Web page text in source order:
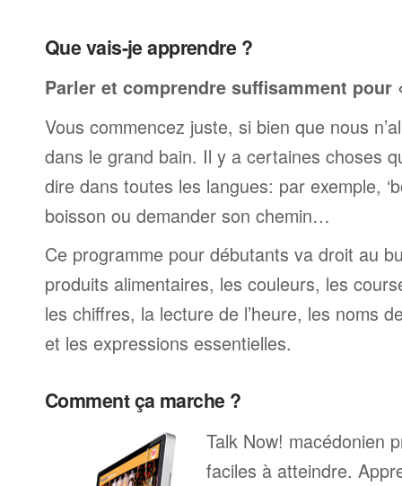
Que vais-je apprendre ?
Parler et comprendre suffisamment pour
Vous commencez juste, si bien que nous
dans le grand bain. Il y a certaines choses
dire dans toutes les langues: par exemple,
boisson ou demander son chemin…
Ce programme pour débutants va droit au
produits alimentaires, les couleurs, les
les chiffres, la lecture de l’heure, les noms
et les expressions essentielles.
Comment ça marche ?
Talk Now! macédonien
faciles à atteindre.